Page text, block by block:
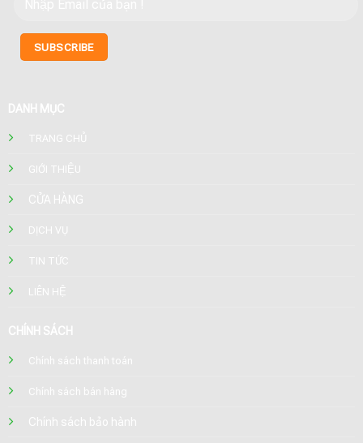
DANH MỤC
TRANG CHỦ
GIỚI THIỆU
CỬA HÀNG
DỊCH VỤ
TIN TỨC
LIÊN HỆ
CHÍNH SÁCH
Chính sách thanh toán
Chính sách bán hàng
Chính sách bảo hành